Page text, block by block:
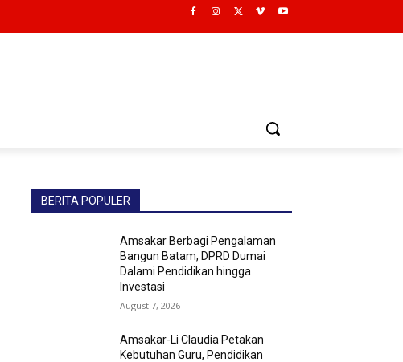
BERITA POPULER
Amsakar Berbagi Pengalaman
Bangun Batam, DPRD Dumai
Dalami Pendidikan hingga
Investasi
August 7, 2026
Amsakar-Li Claudia Petakan
Kebutuhan Guru, Pendidikan